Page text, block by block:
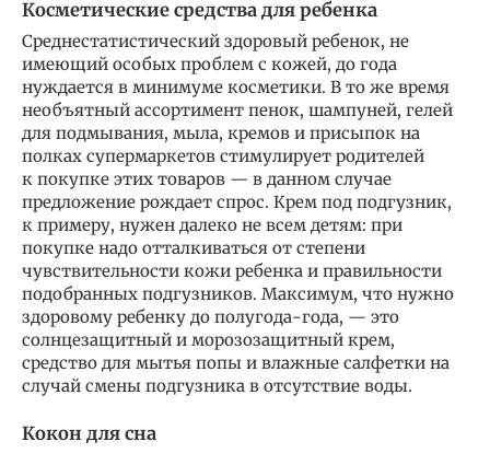
Косметические средства для ребенка
Среднестатистический здоровый ребенок, не
имеющий особых проблем с кожей, до года
нуждается в минимуме косметики. В то же время
необъятный ассортимент пенок, шампуней, гелей
для подмывания, мыла, кремов и присыпок на
полках супермаркетов стимулирует родителей
к покупке этих товаров — в данном случае
предложение рождает спрос. Крем под подгузник,
к примеру, нужен далеко не всем детям: при
покупке надо отталкиваться от степени
чувствительности кожи ребенка и правильности
подобранных подгузников. Максимум, что нужно
здоровому ребенку до полугода-года, — это
солнцезащитный и морозозащитный крем,
средство для мытья попы и влажные салфетки на
случай смены подгузника в отсутствие воды.
Кокон для сна